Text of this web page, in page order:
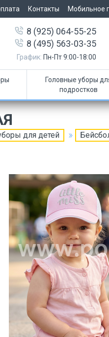
Контакты Мобильное
8 (925) 064-55-25
8 (495) 563-03-35
График: Пн-Пт 9:00-18:00
Головные уборы
подростков
для детей